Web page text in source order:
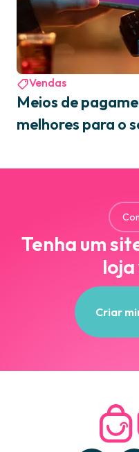
Vendas
Meios de
melhores para o
Tenha um
Criar